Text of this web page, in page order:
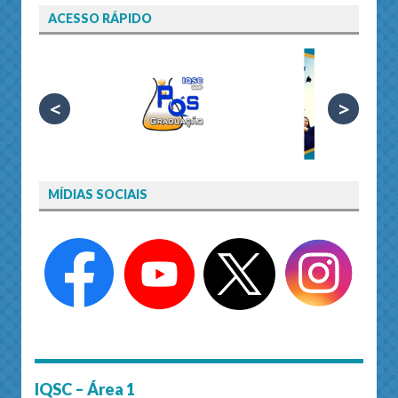
ACESSO RÁPIDO
< >
MÍDIAS SOCIAIS
IQSC – Área 1